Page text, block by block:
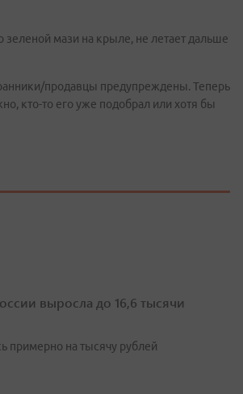
мази на крыле, не летает дальше
продавцы предупреждены. Теперь
кто-то его уже подобрал или хотя бы
выросла до 16,6 тысячи
примерно на тысячу рублей